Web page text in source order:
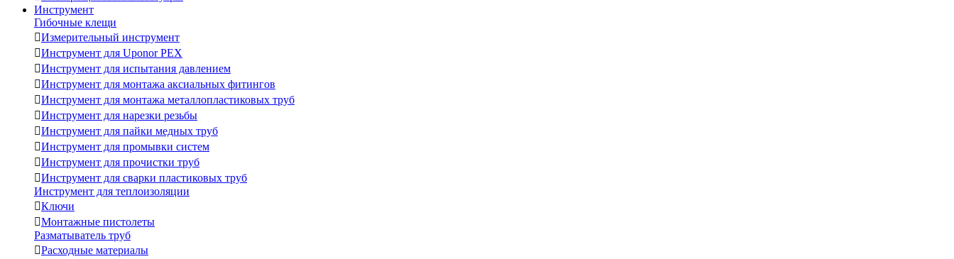
Инструмент
Гибочные клещи
Измерительный инструмент
Инструмент для Uponor PEX
Инструмент для испытания давлением
Инструмент для монтажа аксиальных фитингов
Инструмент для монтажа металлопластиковых труб
Инструмент для нарезки резьбы
Инструмент для пайки медных труб
Инструмент для промывки систем
Инструмент для прочистки труб
Инструмент для сварки пластиковых труб
Инструмент для теплоизоляции
Ключи
Монтажные пистолеты
Разматыватель труб
Расходные материалы